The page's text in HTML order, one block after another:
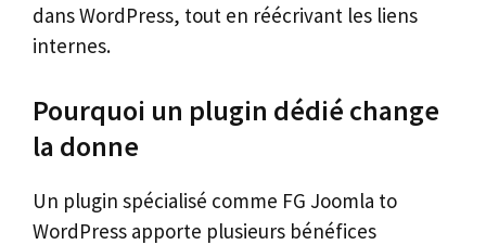
dans WordPress, tout en réécrivant les liens
internes.
Pourquoi un plugin dédié change
la donne
Un plugin spécialisé comme FG Joomla to
WordPress apporte plusieurs bénéfices